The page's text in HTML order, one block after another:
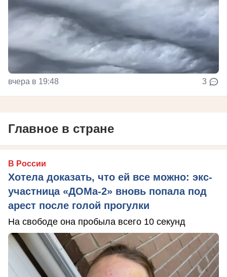
вчера в 19:48 3
Главное в стране
В России
Хотела доказать, что ей все можно: экс-
участница «ДОМа-2» вновь попала под
арест после голой прогулки
На свободе она пробыла всего 10 секунд